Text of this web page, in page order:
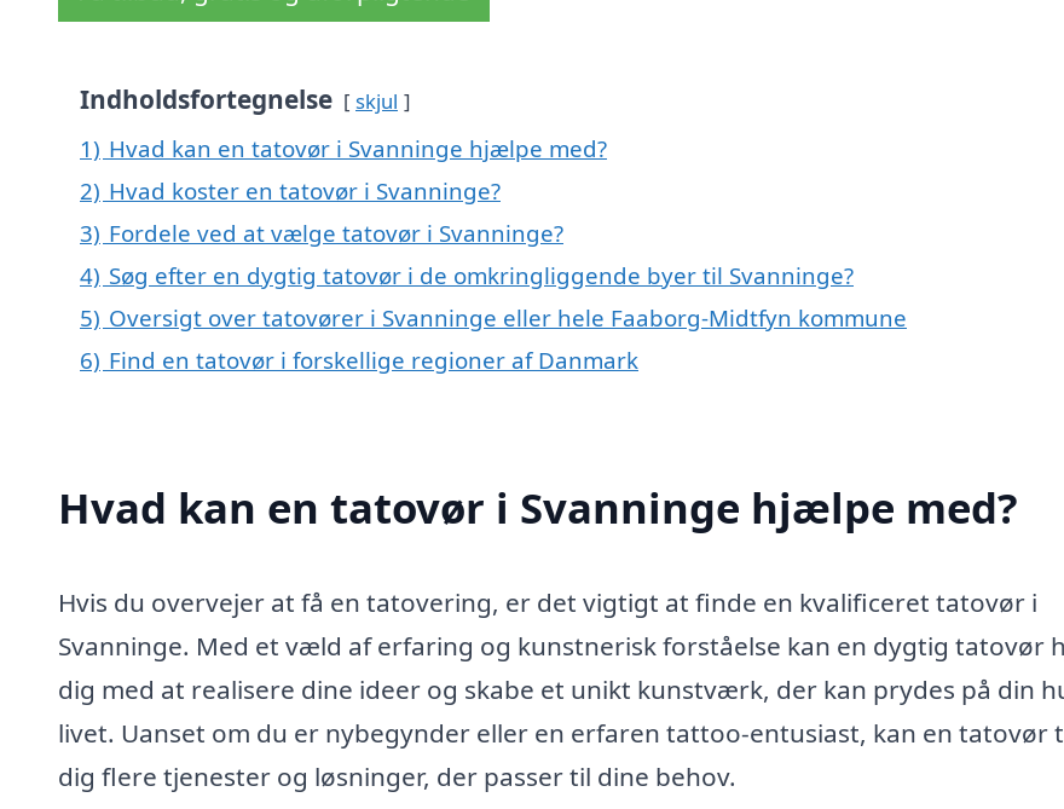
Indholdsfortegnelse skjul
1) Hvad kan en tatovør i Svanninge hjælpe med?
2) Hvad koster en tatovør i Svanninge?
3) Fordele ved at vælge tatovør i Svanninge?
4) Søg efter en dygtig tatovør i de omkringliggende byer til Svanninge?
5) Oversigt over tatovører i Svanninge eller hele Faaborg-Midtfyn kommune
6) Find en tatovør i forskellige regioner af Danmark
Hvad kan en tatovør i Svanninge hjælpe med?
Hvis du overvejer at få en tatovering, er det vigtigt at finde en kvalificeret tatovør i
Svanninge. Med et væld af erfaring og kunstnerisk forståelse kan en dygtig tatovør
dig med at realisere dine ideer og skabe et unikt kunstværk, der kan prydes på din
livet. Uanset om du er nybegynder eller en erfaren tattoo-entusiast, kan en tatovør
dig flere tjenester og løsninger, der passer til dine behov.